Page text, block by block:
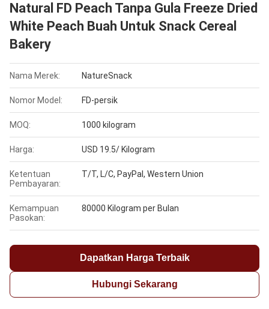
Natural FD Peach Tanpa Gula Freeze Dried
White Peach Buah Untuk Snack Cereal
Bakery
Nama Merek: NatureSnack
Nomor Model: FD-persik
MOQ: 1000 kilogram
Harga: USD 19.5/ Kilogram
Ketentuan
Pembayaran:
T/T, L/C, PayPal, Western Union
Kemampuan
Pasokan:
80000 Kilogram per Bulan
Dapatkan Harga Terbaik
Hubungi Sekarang